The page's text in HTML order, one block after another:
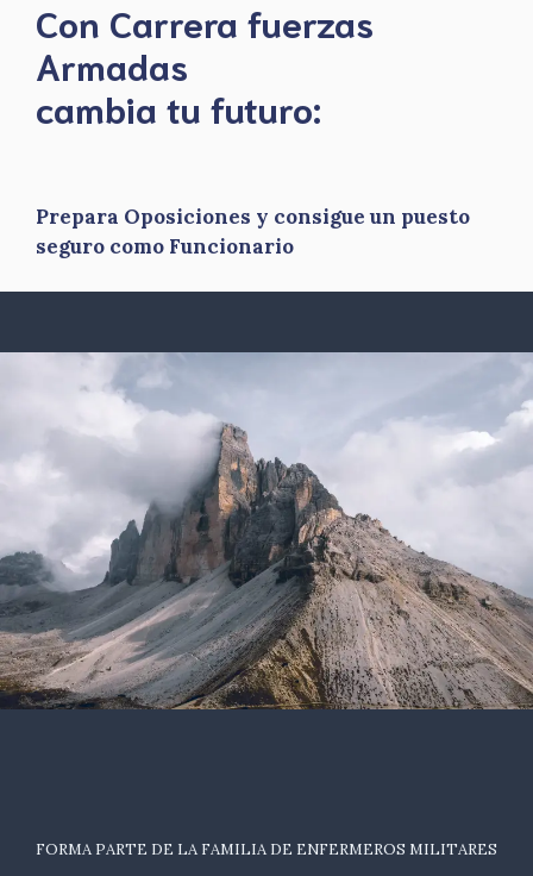
Con Carrera fuerzas
Armadas
​cambia tu futuro:
Prepara Oposiciones y consigue un puesto
seguro como Funcionario
FORMA PARTE DE LA FAMILIA DE ENFERMEROS MILITARES